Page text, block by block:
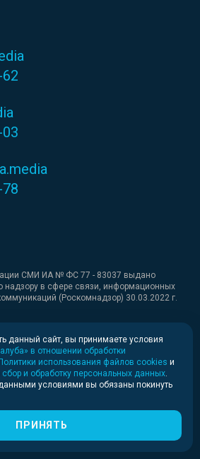
СМИ ИА № ФС 77 - 83037 выдано
надзору в сфере связи, информационных
(Роскомнадзор) 30.03.2022 г.
агентство «Медиапалуба»
данный сайт, вы принимаете условия
в отношении обработки
использования файлов cookies и
сбор и обработку персональных данных
условиями вы обязаны покинуть
ПРИНЯТЬ